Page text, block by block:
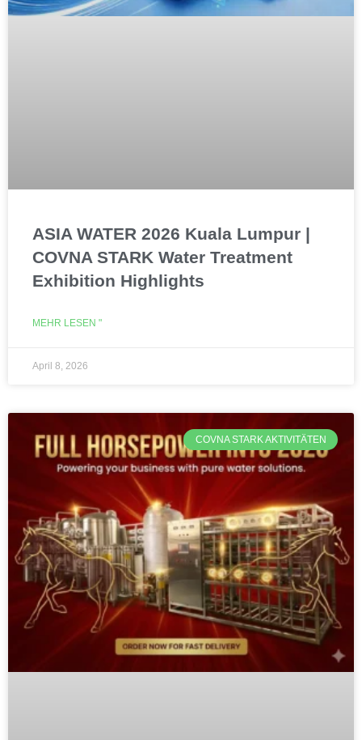
ASIA WATER 2026 Kuala Lumpur |
COVNA STARK Water Treatment
Exhibition Highlights
MEHR LESEN "
April 8, 2026
COVNA STARK AKTIVITÄTEN